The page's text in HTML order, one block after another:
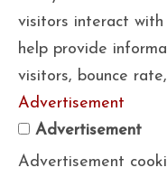
visitors interact with
help provide
visitors, bounce
Advertisement
Advertisement
Advertisement